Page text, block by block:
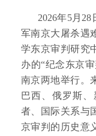
2026年5月
军南京大屠杀遇
学东京审判研究
办的“纪念东京
南京两地举行。
巴西、俄罗斯
者、国际关系与
京审判的历史意